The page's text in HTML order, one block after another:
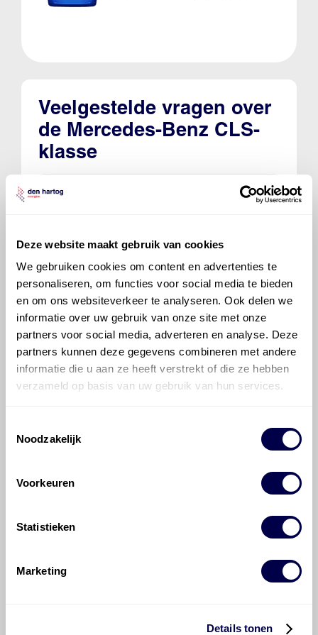
Deze website maakt gebruik van cookies
We gebruiken cookies om content en advertenties te
personaliseren, om functies voor social media te bieden
en om ons websiteverkeer te analyseren. Ook delen we
informatie over uw gebruik van onze site met onze
partners voor social media, adverteren en analyse. Deze
partners kunnen deze gegevens combineren met andere
informatie die u aan ze heeft verstrekt of die ze hebben
verzameld op basis van uw gebruik van hun services.
Noodzakelijk
Voorkeuren
Statistieken
Marketing
Details tonen
Veelgestelde vragen over
de Mercedes-Benz CLS-
klasse
Welke motorolie adviseert Den Hartog
voor de Mercedes-Benz CLS-klasse CLS
Hoeveel motorolie gaat er in een
Mercedes-Benz CLS-klasse?
Hoe vaak moet de motorolie ververst
worden bij een Mercedes-Benz CLS-
klasse?
informatie mag noch geheel noch gedeeltelijk worden
gereproduceerd, opgeslagen in een database of op
Organisation B.V. Hoewel alles in het werk is gesteld